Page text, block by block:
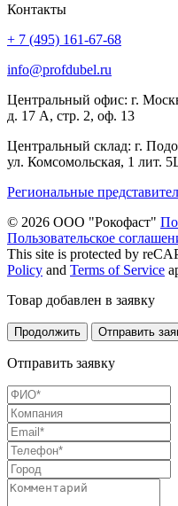
Контакты
+ 7 (495) 161-67-68
info@profdubel.ru
Центральный офис: г.
д. 17 А, стр. 2, оф. 13
Центральный склад: г.
ул. Комсомольская, 1 лит.
Региональные
© 2026 ООО "Рокофаст"
Пользовательское
This site is protected by
Policy and Terms of Service
Товар добавлен в заявку
Продолжить Отправить
Отправить заявку